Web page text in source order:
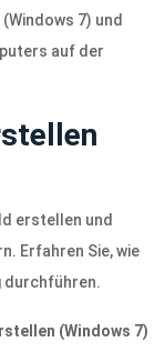
7) und
auf der
erstellen und
Erfahren Sie, wie
durchführen.
(Windows 7)